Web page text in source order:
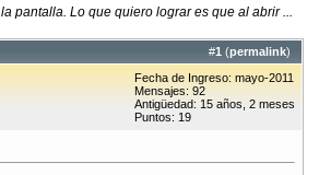
pantalla. Lo que quiero lograr es que al abrir ...
#1 (permalink)
Fecha de Ingreso: mayo-2011
Mensajes: 92
Antigüedad: 15 años, 2 meses
Puntos: 19